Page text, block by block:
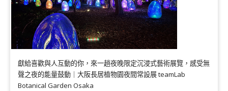
獻給喜歡與人互動的你，來一趟夜晚限定沉浸式藝術展覽，感受無
聲之夜的能量鼓動｜大阪長居植物園夜間常設展 teamLab
Botanical Garden Osaka